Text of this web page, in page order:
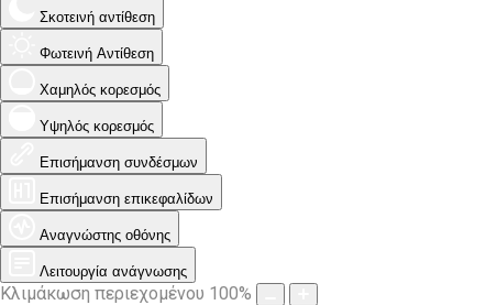
Σκοτεινή αντίθεση
Φωτεινή Αντίθεση
Χαμηλός κορεσμός
Υψηλός κορεσμός
Επισήμανση συνδέσμων
Επισήμανση επικεφαλίδων
Αναγνώστης οθόνης
Λειτουργία ανάγνωσης
Κλιμάκωση περιεχομένου 100%